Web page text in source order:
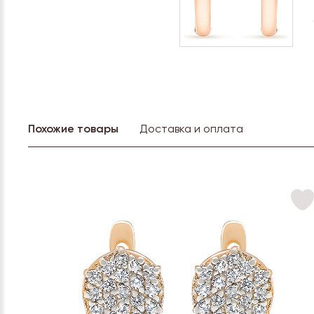
Похожие товары Доставка и оплата